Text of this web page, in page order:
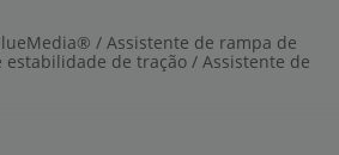
/ Assistente de rampa de
de tração / Assistente de